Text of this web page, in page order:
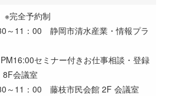
※完全予約制
～11：00 静岡市清水産業・情報プラ
セミナー付きお仕事相談・登録
会議室
～11：00 藤枝市民会館 2F 会議室